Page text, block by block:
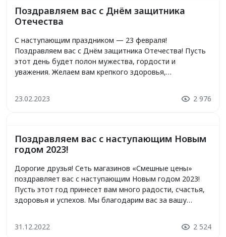
Поздравляем вас с Днём защитника
Отечества
С наступающим праздником — 23 февраля!
Поздравляем вас с Днём защитника Отечества! Пусть
этот день будет полон мужества, гордости и
уважения. Желаем вам крепкого здоровья,
праздником!
23.02.2023 2 976
Поздравляем вас с наступающим Новым
годом 2023!
Дорогие друзья! Сеть магазинов «Смешные цены»
поздравляет вас с наступающим Новым годом 2023!
Пусть этот год принесет вам много радости, счастья,
здоровья и успехов. Мы благодарим вас за вашу
также новых ярких впечатлений и приятных покупок в
31.12.2022 2 524